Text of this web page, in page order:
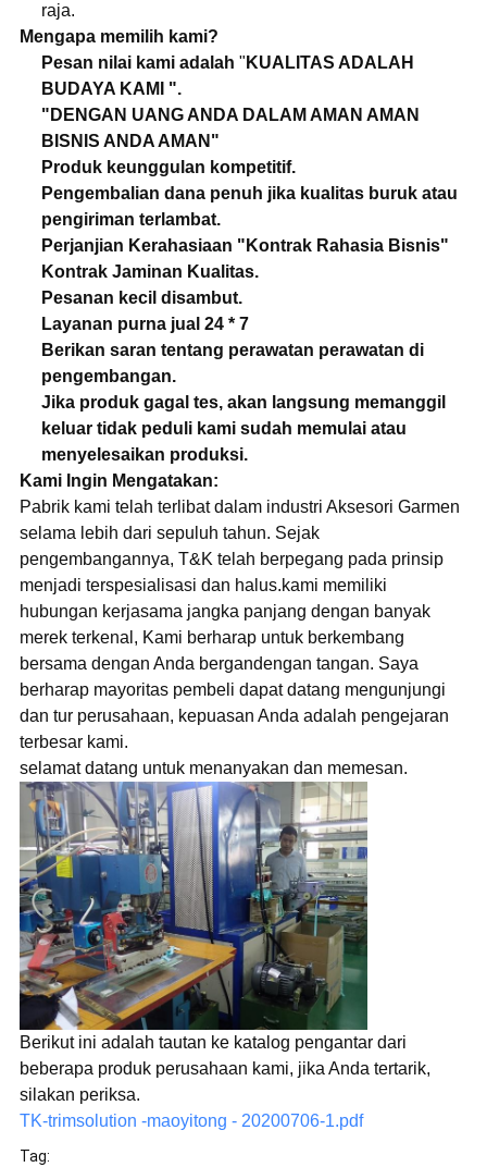
raja.
Mengapa memilih kami?
Pesan nilai kami adalah " KUALITAS ADALAH
BUDAYA KAMI ".
"DENGAN UANG ANDA DALAM AMAN AMAN
BISNIS ANDA AMAN"
Produk keunggulan kompetitif.
Pengembalian dana penuh jika kualitas buruk atau
pengiriman terlambat.
Perjanjian Kerahasiaan "Kontrak Rahasia Bisnis"
Kontrak Jaminan Kualitas.
Pesanan kecil disambut.
Layanan purna jual 24 * 7
Berikan saran tentang perawatan perawatan di
pengembangan.
Jika produk gagal tes, akan langsung memanggil
keluar tidak peduli kami sudah memulai atau
menyelesaikan produksi.
Kami Ingin Mengatakan:
Pabrik kami telah terlibat dalam industri Aksesori Garmen
selama lebih dari sepuluh tahun. Sejak
pengembangannya, T&K telah berpegang pada prinsip
menjadi terspesialisasi dan halus.kami memiliki
hubungan kerjasama jangka panjang dengan banyak
merek terkenal, Kami berharap untuk berkembang
bersama dengan Anda bergandengan tangan. Saya
berharap mayoritas pembeli dapat datang mengunjungi
dan tur perusahaan, kepuasan Anda adalah pengejaran
terbesar kami.
selamat datang untuk menanyakan dan memesan.
Berikut ini adalah tautan ke katalog pengantar dari
beberapa produk perusahaan kami, jika Anda tertarik,
silakan periksa.
TK-trimsolution -maoyitong - 20200706-1.pdf
Tag: